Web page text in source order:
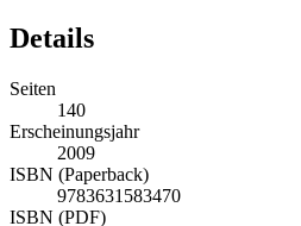
Details
Seiten
140
Erscheinungsjahr
2009
ISBN (Paperback)
9783631583470
ISBN (PDF)